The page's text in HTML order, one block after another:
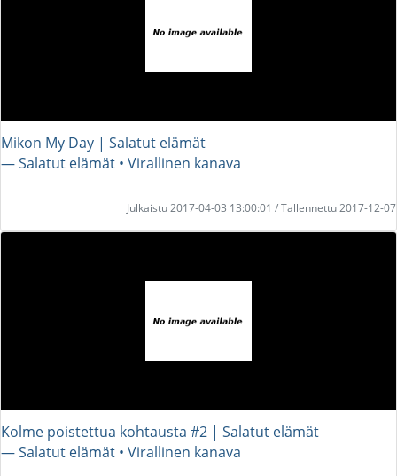
Mikon My Day | Salatut elämät
― Salatut elämät • Virallinen kanava
Julkaistu 2017-04-03 13:00:01 / Tallennettu 2017-12-07
Kolme poistettua kohtausta #2 | Salatut elämät
― Salatut elämät • Virallinen kanava